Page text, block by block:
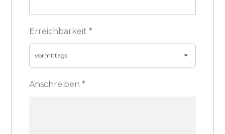
Erreichbarkeit*
vormittags
Anschreiben*